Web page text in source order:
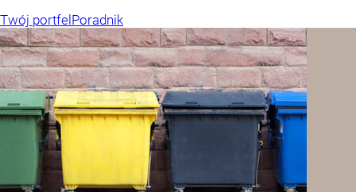
Twój portfel Poradnik